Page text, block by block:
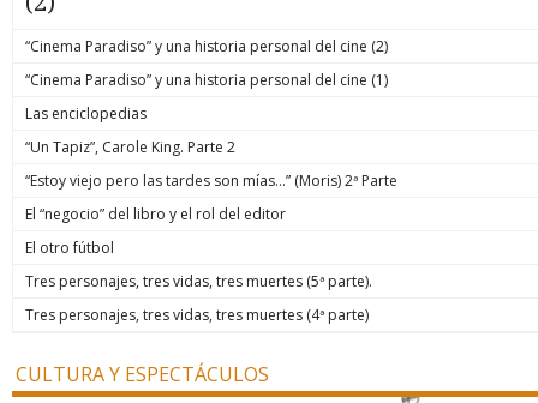
“Cinema Paradiso” y una historia personal del cine (2)
“Cinema Paradiso” y una historia personal del cine (1)
Las enciclopedias
“Un Tapiz”, Carole King. Parte 2
“Estoy viejo pero las tardes son mías…” (Moris) 2ª Parte
El “negocio” del libro y el rol del editor
El otro fútbol
Tres personajes, tres vidas, tres muertes (5ª parte).
Tres personajes, tres vidas, tres muertes (4ª parte)
CULTURA Y ESPECTÁCULOS